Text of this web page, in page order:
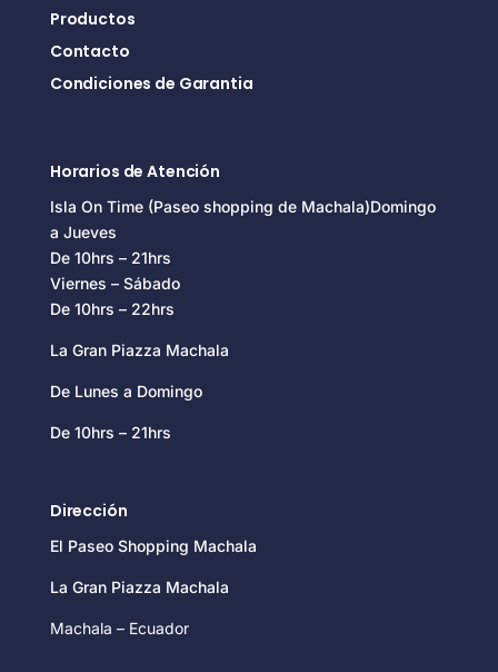
Productos
Contacto
Condiciones de Garantia
Horarios de Atención
Isla On Time (Paseo shopping de Machala)Domingo
a Jueves
De 10hrs – 21hrs
Viernes – Sábado
De 10hrs – 22hrs
La Gran Piazza Machala
De Lunes a Domingo
De 10hrs – 21hrs
Dirección
El Paseo Shopping Machala
La Gran Piazza Machala
Machala – Ecuador